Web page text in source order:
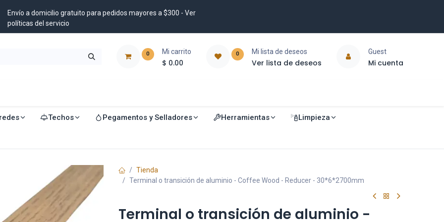
Envío a domicilio gratuito para pedidos mayores a $300 - Ver
políticas del servicio
0 Mi carrito
$ 0.00
0 Mi lista de deseos
Ver lista de deseos
Guest
Mi cuenta
Techos Pegamentos y Selladores Herramientas Limpieza
Tienda
Terminal o transición de aluminio - Coffee Wood - Reducer - 30*6*2700mm
Terminal o transición de aluminio -